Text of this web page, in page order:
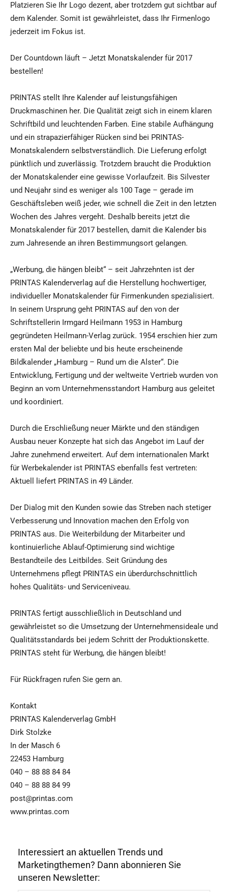
Platzieren Sie Ihr Logo dezent, aber trotzdem gut sichtbar auf
dem Kalender. Somit ist gewährleistet, dass Ihr Firmenlogo
jederzeit im Fokus ist.
Der Countdown läuft – Jetzt Monatskalender für 2017
bestellen!
PRINTAS stellt Ihre Kalender auf leistungsfähigen
Druckmaschinen her. Die Qualität zeigt sich in einem klaren
Schriftbild und leuchtenden Farben. Eine stabile Aufhängung
und ein strapazierfähiger Rücken sind bei PRINTAS-
Monatskalendern selbstverständlich. Die Lieferung erfolgt
pünktlich und zuverlässig. Trotzdem braucht die Produktion
der Monatskalender eine gewisse Vorlaufzeit. Bis Silvester
und Neujahr sind es weniger als 100 Tage – gerade im
Geschäftsleben weiß jeder, wie schnell die Zeit in den letzten
Wochen des Jahres vergeht. Deshalb bereits jetzt die
Monatskalender für 2017 bestellen, damit die Kalender bis
zum Jahresende an ihren Bestimmungsort gelangen.
„Werbung, die hängen bleibt“ – seit Jahrzehnten ist der
PRINTAS Kalenderverlag auf die Herstellung hochwertiger,
individueller Monatskalender für Firmenkunden spezialisiert.
In seinem Ursprung geht PRINTAS auf den von der
Schriftstellerin Irmgard Heilmann 1953 in Hamburg
gegründeten Heilmann-Verlag zurück. 1954 erschien hier zum
ersten Mal der beliebte und bis heute erscheinende
Bildkalender „Hamburg – Rund um die Alster“. Die
Entwicklung, Fertigung und der weltweite Vertrieb wurden von
Beginn an vom Unternehmensstandort Hamburg aus geleitet
und koordiniert.
Durch die Erschließung neuer Märkte und den ständigen
Ausbau neuer Konzepte hat sich das Angebot im Lauf der
Jahre zunehmend erweitert. Auf dem internationalen Markt
für Werbekalender ist PRINTAS ebenfalls fest vertreten:
Aktuell liefert PRINTAS in 49 Länder.
Der Dialog mit den Kunden sowie das Streben nach stetiger
Verbesserung und Innovation machen den Erfolg von
PRINTAS aus. Die Weiterbildung der Mitarbeiter und
kontinuierliche Ablauf-Optimierung sind wichtige
Bestandteile des Leitbildes. Seit Gründung des
Unternehmens pflegt PRINTAS ein überdurchschnittlich
hohes Qualitäts- und Serviceniveau.
PRINTAS fertigt ausschließlich in Deutschland und
gewährleistet so die Umsetzung der Unternehmensideale und
Qualitätsstandards bei jedem Schritt der Produktionskette.
PRINTAS steht für Werbung, die hängen bleibt!
Für Rückfragen rufen Sie gern an.
Kontakt
PRINTAS Kalenderverlag GmbH
Dirk Stolzke
In der Masch 6
22453 Hamburg
040 – 88 88 84 84
040 – 88 88 84 99
post@printas.com
www.printas.com
Interessiert an aktuellen Trends und
Marketingthemen? Dann abonnieren Sie
unseren Newsletter: